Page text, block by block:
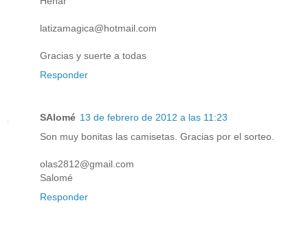
latizamagica@hotmail.com
Gracias y suerte a todas
Responder
SAlomé 13 de febrero de 2012 a las 11:23
Son muy bonitas las camisetas. Gracias por el sorteo.
olas2812@gmail.com
Salomé
Responder